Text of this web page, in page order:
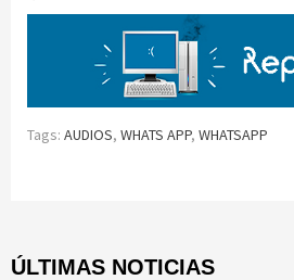
Tags: AUDIOS, WHATS APP, WHATSAPP
ÚLTIMAS NOTICIAS